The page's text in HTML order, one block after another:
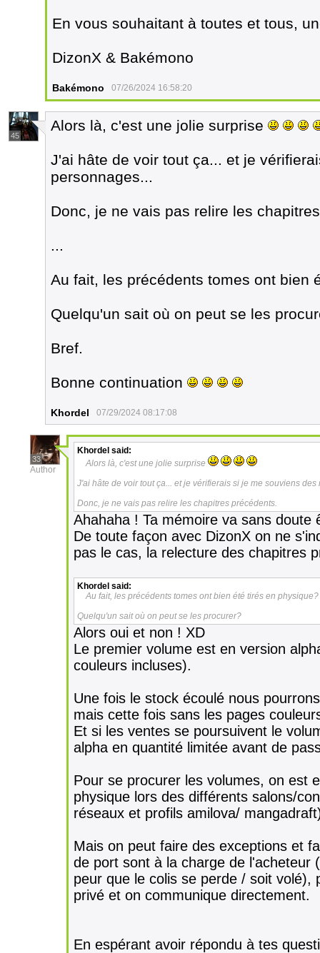
En vous souhaitant à toutes et tous,
DizonX & Bakémono
Bakémono 07/26/2024 16:58:20
45
Alors là, c'est une jolie surprise
J'ai hâte de voir tout ça... et je
personnages...
Donc, je ne vais pas relire les
...
Au fait, les précédents tomes ont bien
Quelqu'un sait où on peut se les
Bref.
Bonne continuation
Khordel 07/29/2024 08:17:08
33
Author
Khordel said:
Alors là, c'est une jolie surprise
J'ai hâte de voir tout ça... et je vérifierais si je me souviens
Donc, je ne vais pas relire les chapitres précédents.
Ahahaha ! Ta mémoire va sans
De toute façon avec DizonX on ne
pas le cas, la relecture des chapitres
Khordel said:
Au fait, les précédents tomes ont bien été tirés en physique?
Quelqu'un sait où on peut se les procurer?
Alors oui et non ! XD
Le premier volume est en version
couleurs incluses).
Une fois le stock écoulé nous
mais cette fois sans les pages
Et si les ventes se poursuivent le
alpha en quantité limitée avant de
Pour se procurer les volumes, on est
physique lors des différents salons/
réseaux et profils amilova/
Mais on peut faire des exceptions et
de port sont à la charge de l'acheteur
peur que le colis se perde / soit volé),
privé et on communique directement.
En espérant avoir répondu à tes